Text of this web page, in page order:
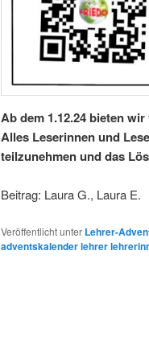
Ab dem 1.12.24 bieten
Alles Leserinnen und
teilzunehmen und das
Beitrag: Laura G., Laura E.
Veröffentlicht unter Lehrer-
adventskalender lehrer